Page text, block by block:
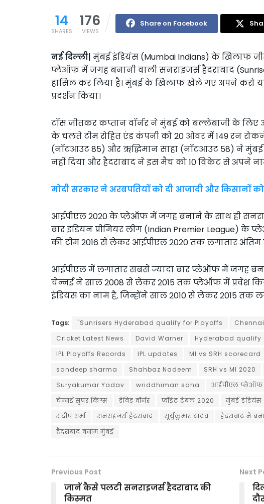
14
SHARES
176
VIEWS
Share on Facebook
नई दिल्ली| मुंबई इंडियंस (Mumbai Indians) के खिलाफ
प्लेऑफ में जगह बनानी वाली सनराइजर्स हैदराबाद
हासिल कर लिया है। मुंबई के खिलाफ खेले गए अपने करो या
प्रदर्शन किया।
टॉस जीतकर कप्तान वॉर्नर ने मुंबई को बल्लेबाजी के लिए
के चलते टीम रोहित एंड कंपनी को 20 ओवर में 149 रन
(नॉटआउट 85) और ऋद्धिमान साहा (नॉटआउट 58) ने
नहीं दिया और हैदराबाद ने इस मैच को 10 विकेट से अपने
मोदी सरकार ने अरबपतियों को दी आजादी और किसानों
आईपीएल 2020 के प्लेऑफ में जगह बनाने के साथ ही
बार इंडियन प्रीमियर लीग (Indian Premier League) के
की टीम 2016 से लेकर आईपीएल 2020 तक लगातार अंतिम
आईपीएल में लगातार सबसे ज्यादा बार प्लेऑफ में जगह
चेन्नई ने साल 2008 से लेकर 2015 तक प्लेऑफ में प्रवेश
इंडियंस का नाम है, जिन्होंने साल 2010 से लेकर 2015 तक
Tags: "Sunrisers Hyderabad qualify for Playoffs
Cricket Latest News
David Warner
Hyderabad qualify
IPL Playoffs Records
IPL updates MI vs SRH scorecard
sandeep sharma
Shahbaz Nadeem SRH vs MI 2020
Suryakumar Yadav
wriddhiman saha आईपीएल प्लेऑफ
चेन्नई सुपर किंग्स
डेविड वॉर्नर प्वॉइंट टेबल 2020 मुंबई इंडियंस
संदीप शर्मा
सनराइजर्स हैदराबाद सूर्युकुमार यादव
हैदराबाद ने
हैदराबाद बनाम मुंबई
Previous Post
जानें कैसे पलटी सनराइजर्स हैदराबाद की
किस्मत
Next